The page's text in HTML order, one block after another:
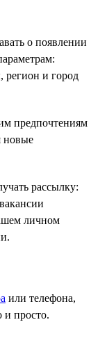
о появлении
регион и город
предпочтениям
новые
рассылку:
личном
или телефона,
просто.